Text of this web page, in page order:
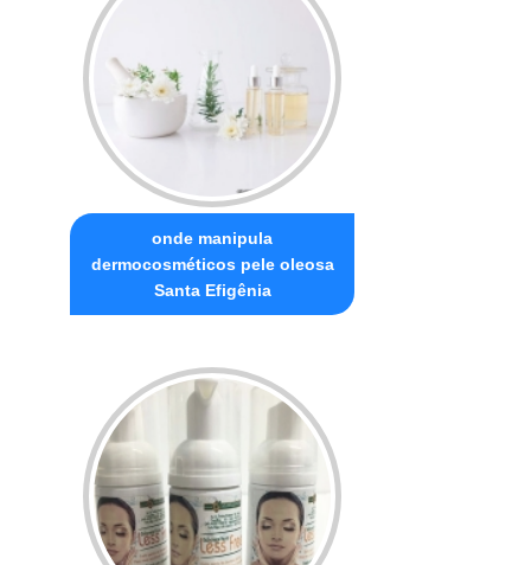
onde manipula
dermocosméticos pele oleosa
Santa Efigênia